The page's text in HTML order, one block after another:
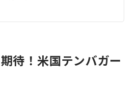
待！米国テンバガー